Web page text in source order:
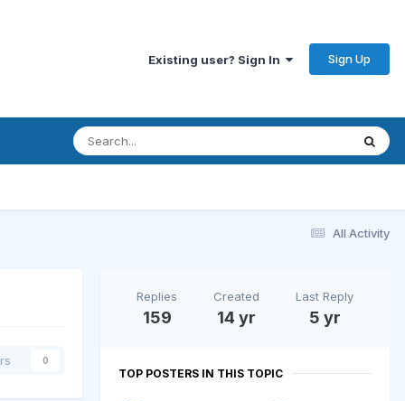
Existing user? Sign In Sign Up
All Activity
0
Replies
159
Created
14 yr
Last Reply
5 yr
TOP POSTERS IN THIS TOPIC